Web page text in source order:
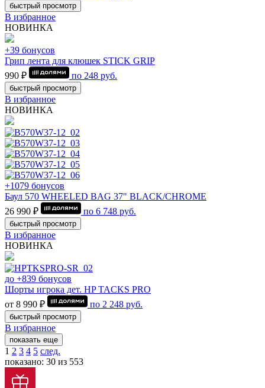
быстрый просмотр
В избранное
НОВИНКА
+39 бонусов
Грип лента для клюшек STICK GRIP
990 ₽
по 248 руб.
быстрый просмотр
В избранное
НОВИНКА
+1079 бонусов
Баул 570 WHEELED BAG 37" BLACK/CHROME
26 990 ₽
по 6 748 руб.
быстрый просмотр
В избранное
НОВИНКА
до +839 бонусов
Шорты игрока дет. HP TACKS PRO
от 8 990 ₽
по 2 248 руб.
быстрый просмотр
В избранное
показать еще
1 2 3 4 5 след.
показано: 30 из 553